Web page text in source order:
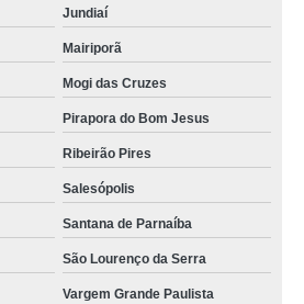
Jundiaí
Mairiporã
Mogi das Cruzes
Pirapora do Bom Jesus
Ribeirão Pires
Salesópolis
Santana de Parnaíba
São Lourenço da Serra
Vargem Grande Paulista